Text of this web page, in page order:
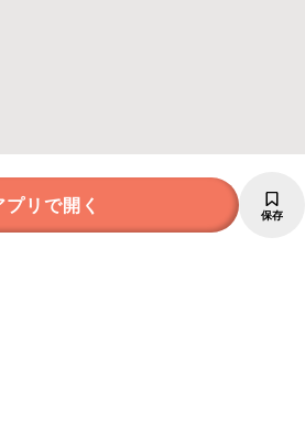
リで開く 保存